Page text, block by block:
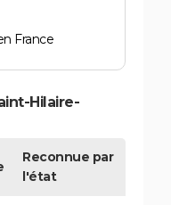
France
Hilaire-
Reconnue par
l'état